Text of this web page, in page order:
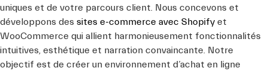
uniques et de votre parcours client. Nous concevons et
développons des sites e-commerce avec Shopify et
WooCommerce qui allient harmonieusement fonctionnalités
intuitives, esthétique et narration convaincante. Notre
objectif est de créer un environnement d’achat en ligne